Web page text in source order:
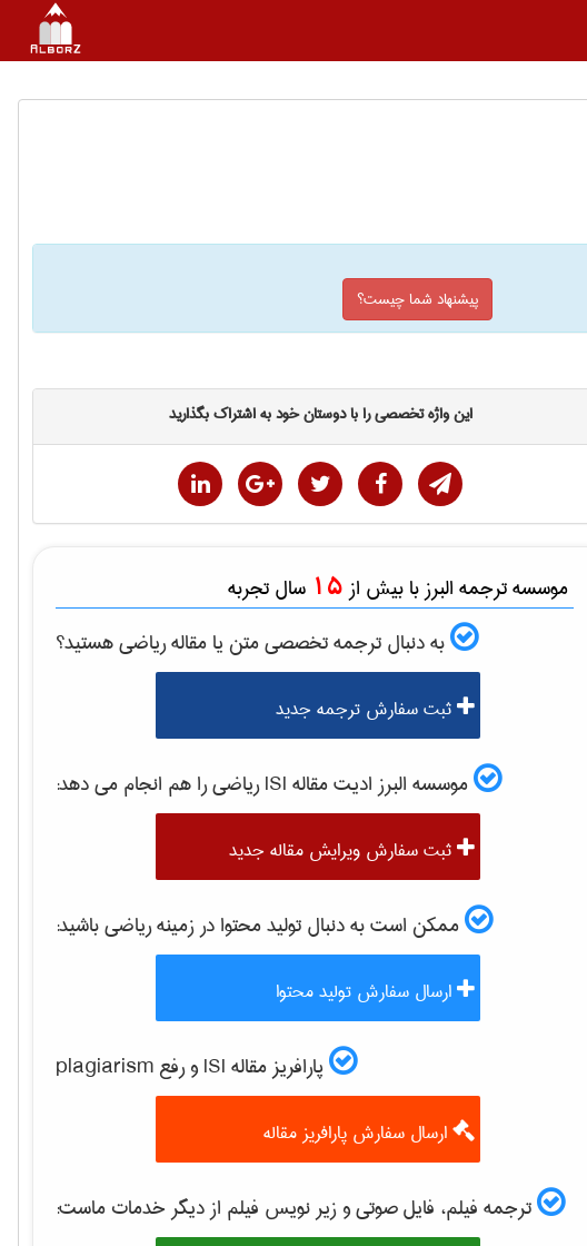
پیشنهاد شما چیست؟
این واژه تخصصی را با دوستان خود به اشتراک بگذارید
موسسه ترجمه البرز با بیش از 15 سال تجربه
به دنبال ترجمه تخصصی متن یا مقالهرياضیهستید؟
ثبت سفارش ترجمه جدید
موسسه البرز ادیت مقاله ISI رياضیرا هم انجام می دهد:
ثبت سفارش ویرایش مقاله جدید
ممکن است به دنبال تولید محتوا در زمینهرياضیباشید:
ارسال سفارش تولید محتوا
پارافریز مقاله ISI و رفع plagiarism
ارسال سفارش پارافریز مقاله
ترجمه فیلم، فایل صوتی و زیر نویس فیلم از دیگر خدمات ماست: